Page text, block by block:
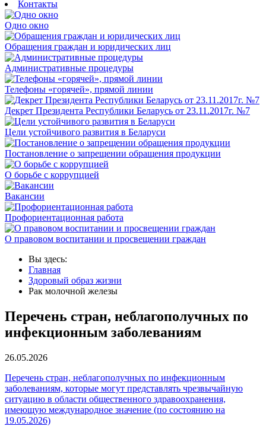
Контакты
Одно окно
Обращения граждан и юридических лиц
Административные процедуры
Телефоны «горячей», прямой линии
Декрет Президента Республики Беларусь от 23.11.2017г. №7
Цели устойчивого развития в Беларуси
Постановление о запрещении обращения продукции
О борьбе с коррупцией
Вакансии
Профориентационная работа
О правовом воспитании и просвещении граждан
Вы здесь:
Главная
Здоровый образ жизни
Рак молочной железы
Перечень стран, неблагополучных по
инфекционным заболеваниям
26.05.2026
Перечень стран, неблагополучных по инфекционным
заболеваниям, которые могут представлять чрезвычайную
ситуацию в области общественного здравоохранения,
имеющую международное значение (по состоянию на
19.05.2026)